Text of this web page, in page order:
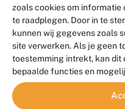
zoals cookies om informatie
te raadplegen. Door in te
kunnen wij gegevens zoals
site verwerken. Als je geen
toestemming intrekt, kan dit
bepaalde functies en
Contact
Veelgestelde
Meld
© 2026
Duurzaam ontwikkeld
Blue